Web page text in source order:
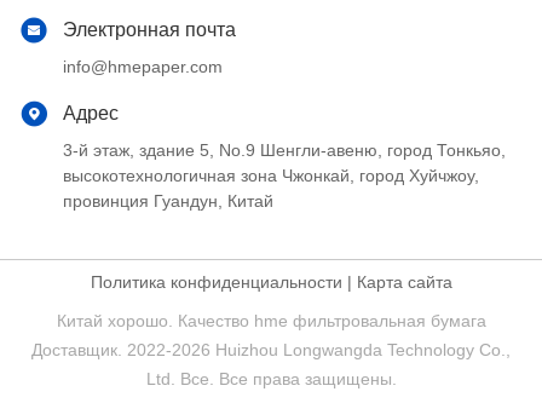
Электронная почта
info@hmepaper.com
Адрес
3-й этаж, здание 5, No.9 Шенгли-авеню, город Тонкьяо,
высокотехнологичная зона Чжонкай, город Хуйчжоу,
провинция Гуандун, Китай
Политика конфиденциальности | Карта сайта
Китай хорошо. Качество hme фильтровальная бумага
Доставщик. 2022-2026 Huizhou Longwangda Technology Co.,
Ltd. Все. Все права защищены.